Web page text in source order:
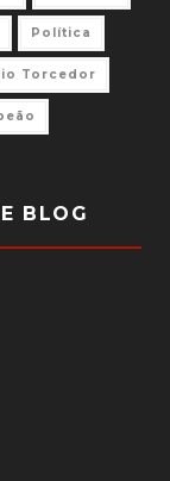
Política
Torcedor
BLOG